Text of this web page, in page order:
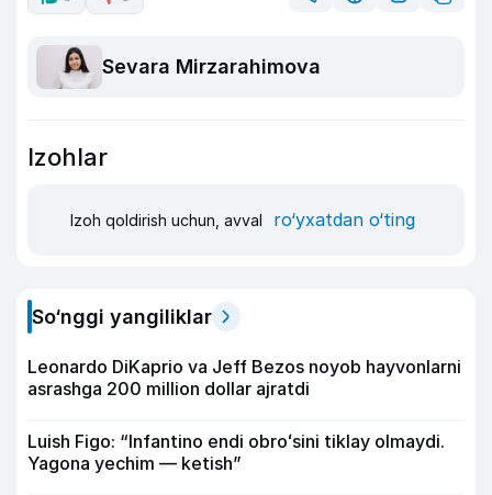
Sevara Mirzarahimova
Izohlar
Izoh qoldirish uchun, avval ro‘yxatdan o‘ting
So‘nggi yangiliklar
Leonardo DiKaprio va Jeff Bezos noyob hayvonlarni
asrashga 200 million dollar ajratdi
Luish Figo: “Infantino endi obroʻsini tiklay olmaydi.
Yagona yechim — ketish”